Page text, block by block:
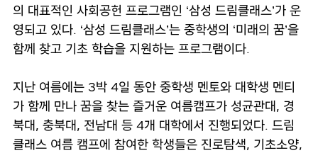
의 대표적인 사회공헌 프로그램인 ‘삼성 드림클래스’가 운
영되고 있다. ‘삼성 드림클래스’는 중학생의 ‘미래의 꿈’을
함께 찾고 기초 학습을 지원하는 프로그램이다.
지난 여름에는 3박 4일 동안 중학생 멘토와 대학생 멘티
가 함께 만나 꿈을 찾는 즐거운 여름캠프가 성균관대, 경
북대, 충북대, 전남대 등 4개 대학에서 진행되었다. 드림
클래스 여름 캠프에 참여한 학생들은 진로탐색, 기초소양,